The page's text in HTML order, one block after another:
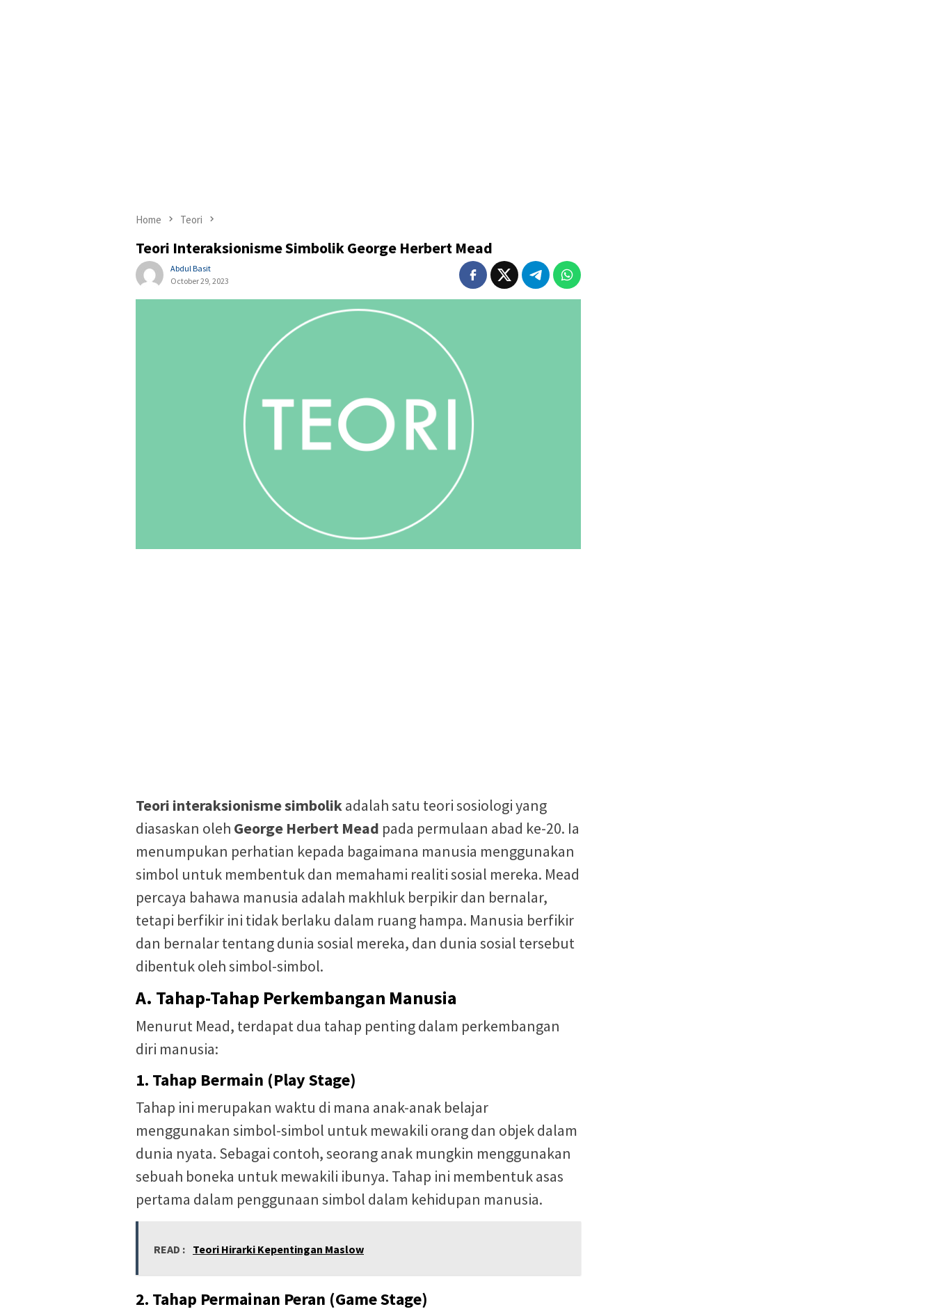
Home Teori
Teori Interaksionisme Simbolik George Herbert Mead
Abdul Basit
October 29, 2023
Teori interaksionisme simbolikadalah satu teori sosiologi yang
diasaskan oleh George Herbert Mead pada permulaan abad ke-20. Ia
menumpukan perhatian kepada bagaimana manusia menggunakan
simbol untuk membentuk dan memahami realiti sosial mereka. Mead
percaya bahawa manusia adalah makhluk berpikir dan bernalar,
tetapi berfikir ini tidak berlaku dalam ruang hampa. Manusia berfikir
dan bernalar tentang dunia sosial mereka, dan dunia sosial tersebut
dibentuk oleh simbol-simbol.
A. Tahap-Tahap Perkembangan Manusia
Menurut Mead, terdapat dua tahap penting dalam perkembangan
diri manusia:
1. Tahap Bermain (Play Stage)
Tahap ini merupakan waktu di mana anak-anak belajar
menggunakan simbol-simbol untuk mewakili orang dan objek dalam
dunia nyata. Sebagai contoh, seorang anak mungkin menggunakan
sebuah boneka untuk mewakili ibunya. Tahap ini membentuk asas
pertama dalam penggunaan simbol dalam kehidupan manusia.
READ : Teori Hirarki Kepentingan Maslow
2. Tahap Permainan Peran (Game Stage)